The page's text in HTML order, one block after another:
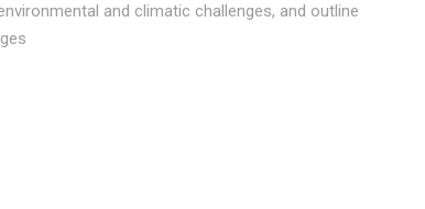
and climatic challenges, and outline